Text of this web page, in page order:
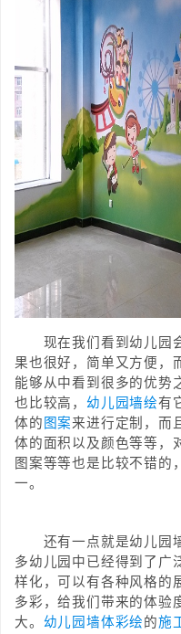
现在我们看到幼儿园
果也很好，简单又方便，
能够从中看到很多的优势
也比较高， 幼儿园墙绘有
体的 图案来进行定制，而
体的面积以及颜色等等，
图案等等也是比较不错的
一。
还有一点就是幼儿园墙
多幼儿园中已经得到了广
样化，可以有各种风格的
多彩，给我们带来的体验
大。 幼儿园墙体彩绘的施